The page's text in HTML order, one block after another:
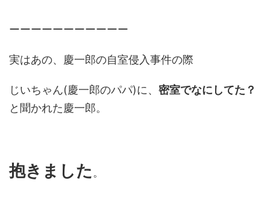
ーーーーーーーーーーー
実はあの、慶一郎の自室侵入事件の際
じいちゃん(慶一郎のパパ)に、 密室でなにしてた？
と聞かれた慶一郎。
抱きました 。